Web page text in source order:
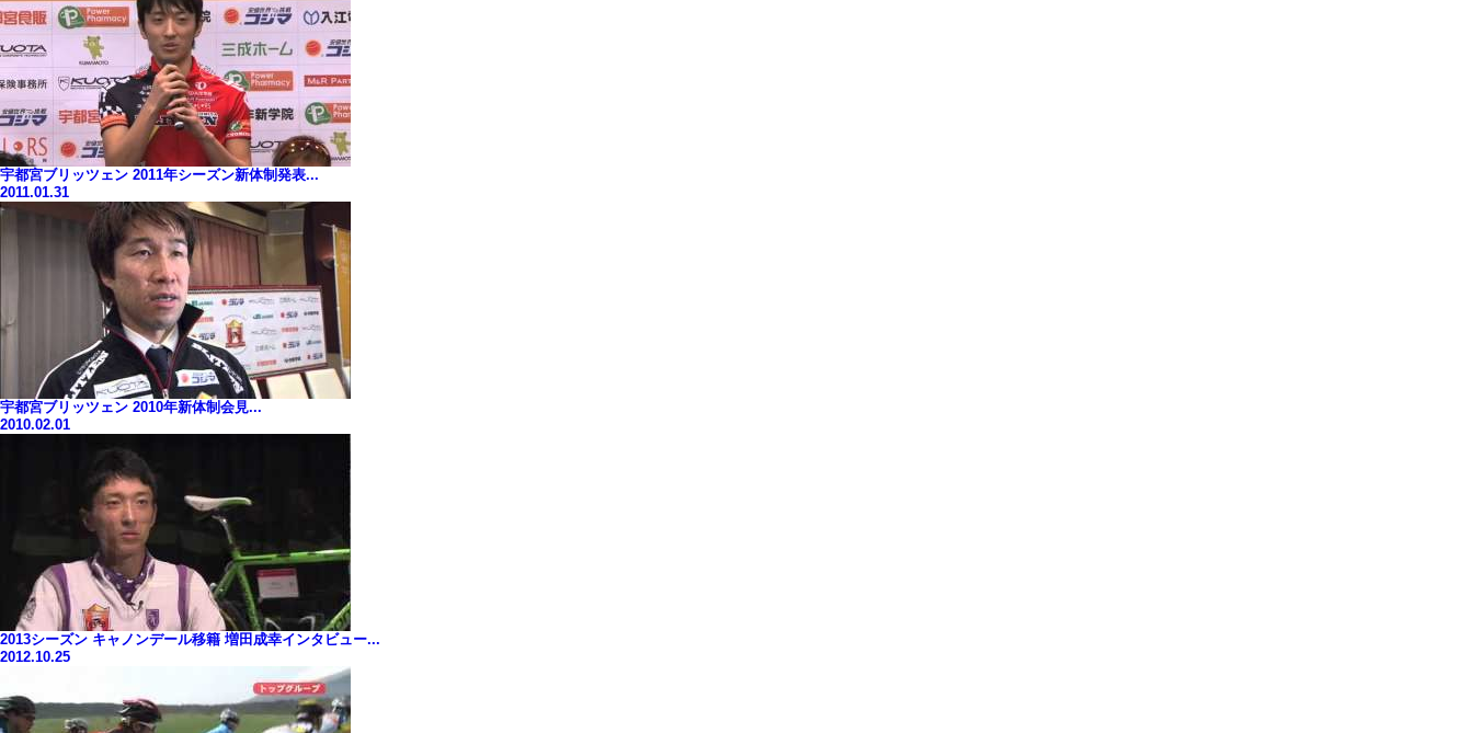
宇都宮ブリッツェン 2011年シーズン新体制発表...
2011.01.31
宇都宮ブリッツェン 2010年新体制会見...
2010.02.01
2013シーズン キャノンデール移籍 増田成幸インタビュー...
2012.10.25